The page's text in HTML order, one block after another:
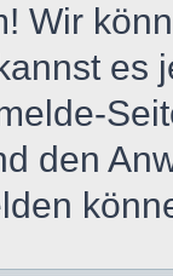
Wir
es
den